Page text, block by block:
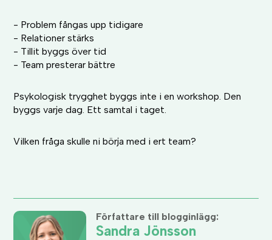
- Problem fångas upp tidigare
- Relationer stärks
- Tillit byggs över tid
- Team presterar bättre
Psykologisk trygghet byggs inte i en workshop. Den
byggs varje dag. Ett samtal i taget.
Vilken fråga skulle ni börja med i ert team?
Författare till blogginlägg:
Sandra Jönsson